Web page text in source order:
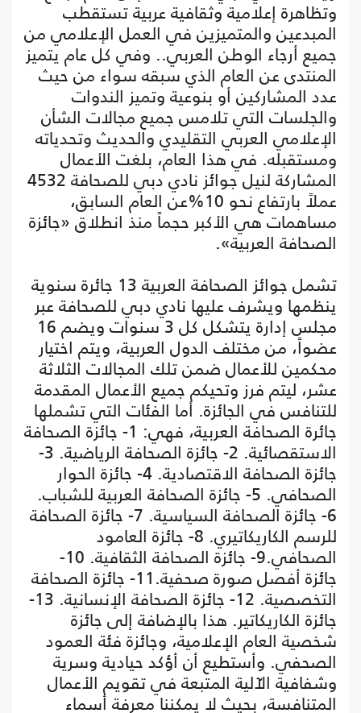
وتظاهرة إعلامية وثقافية عربية تستقطب
المبدعين والمتميزين في العمل الإعلامي من
جميع أرجاء الوطن العربي.. وفي كل عام يتميز
المنتدى عن العام الذي سبقه سواء من حيث
عدد المشاركين أو بنوعية وتميز الندوات
والجلسات التي تلامس جميع مجالات الشأن
الإعلامي العربي التقليدي والحديث وتحدياته
ومستقبله. في هذا العام، بلغت الأعمال
المشاركة لنيل جوائز نادي دبي للصحافة 4532
عملاً بارتفاع نحو 10%عن العام السابق،
مساهمات هي الأكبر حجماً منذ انطلاق «جائزة
الصحافة العربية».
تشمل جوائز الصحافة العربية 13 جائرة سنوية
ينظمها ويشرف عليها نادي دبي للصحافة عبر
مجلس إدارة يتشكل كل 3 سنوات ويضم 16
عضواً، من مختلف الدول العربية، ويتم اختيار
محكمين للأعمال ضمن تلك المجالات الثلاثة
عشر، ليتم فرز وتحيكم جميع الأعمال المقدمة
للتنافس في الجائزة. أما الفئات التي تشملها
جائرة الصحافة العربية، فهي: 1- جائزة الصحافة
الاستقصائية. 2- جائزة الصحافة الرياضية. 3-
جائزة الصحافة الاقتصادية. 4- جائزة الحوار
الصحافي. 5- جائزة الصحافة العربية للشباب.
6- جائزة الصحافة السياسية. 7- جائزة الصحافة
للرسم الكاريكاتيري. 8- جائزة العامود
الصحافي.9- جائزة الصحافة الثقافية. 10-
جائزة أفصل صورة صحفية.11- جائزة الصحافة
التخصصية. 12- جائزة الصحافة الإنسانية. 13-
جائزة الكاريكاتير. هذا بالإضافة إلى جائزة
شخصية العام الإعلامية، وجائزة فئة العمود
الصحفي. وأستطيع أن أؤكد حيادية وسرية
وشفافية الآلية المتبعة في تقويم الأعمال
المتنافسة، بحيث لا يمكننا معرفة أسماء